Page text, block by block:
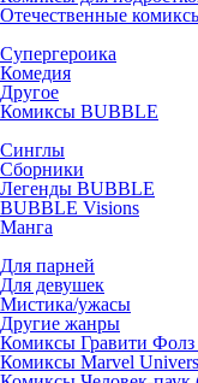
Отечественные
Супергероика
Комедия
Другое
Комиксы BUBBLE
Синглы
Сборники
Легенды BUBBLE
BUBBLE Visions
Манга
Для парней
Для девушек
Мистика/ужасы
Другие жанры
Комиксы Гравити Фолз
Комиксы Marvel